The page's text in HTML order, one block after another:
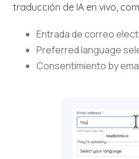
traducción de IA en vivo,
Entrada de correo
Preferred language
Consentimiento by